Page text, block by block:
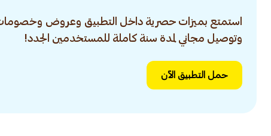
استمتع بميزات حصرية داخل التطبيق وعروض
وتوصيل مجاني لمدة سنة كاملة للمستخدمين الجدد!
حمل التطبيق الآن